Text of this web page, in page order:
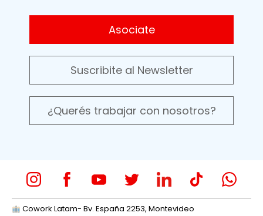
Asociate
Suscribite al Newsletter
¿Querés trabajar con nosotros?
Cowork Latam- Bv. España 2253, Montevideo